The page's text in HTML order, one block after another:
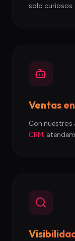
solo curiosos.
Ventas
Con nuestros
CRM,